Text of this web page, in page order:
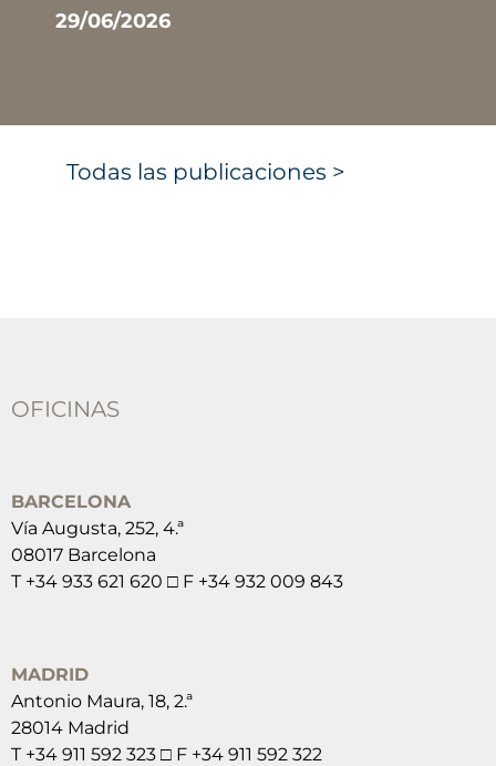
29/06/2026
Todas las publicaciones >
OFICINAS
BARCELONA
Vía Augusta, 252, 4.ª
08017 Barcelona
T +34 933 621 620 □ F +34 932 009 843
MADRID
Antonio Maura, 18, 2.ª
28014 Madrid
T +34 911 592 323 □ F +34 911 592 322